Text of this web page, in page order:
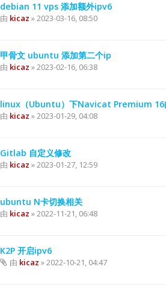
debian 11 vps 添加额外ipv6
由 kicaz » 2023-03-16, 08:50
甲骨文 ubuntu 添加第二个ip
由 kicaz » 2023-02-16, 06:38
linux（Ubuntu）下Navicat Premium 16
由 kicaz » 2023-01-29, 04:08
Gitlab 自定义修改
由 kicaz » 2023-01-27, 12:59
ubuntu N卡切换相关
由 kicaz » 2022-11-21, 06:48
K2P 开启ipv6
由 kicaz » 2022-10-21, 04:47